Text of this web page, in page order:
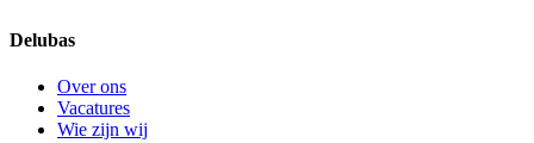
Delubas
Over ons
Vacatures
Wie zijn wij